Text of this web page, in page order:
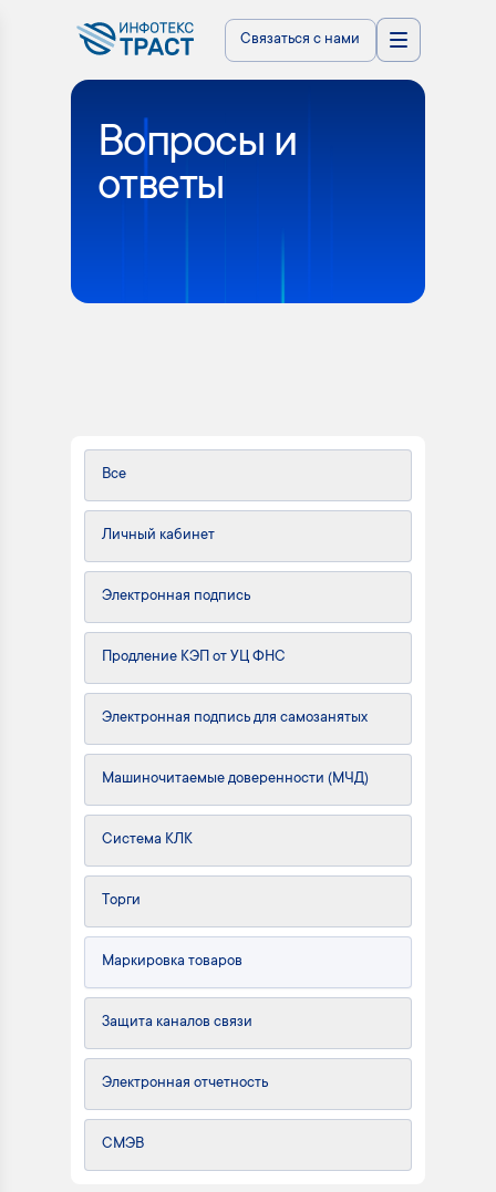
Связаться с нами
Вопросы и
ответы
Все
Личный кабинет
Электронная подпись
Продление КЭП от УЦ ФНС
Электронная подпись для самозанятых
Машиночитаемые доверенности (МЧД)
Система КЛК
Торги
Маркировка товаров
Защита каналов связи
Электронная отчетность
СМЭВ